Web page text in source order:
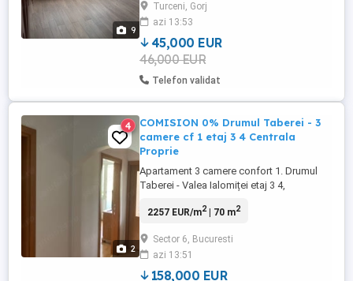
9
mp + balcon și este compartimentat
eficient, oferind spațiu și intimitate pentru
o familie. Compartimentare: Living ...
Turceni, Gorj
azi 13:53
45,000 EUR
46,000 EUR
Telefon validat
2
4
COMISION 0% Drumul Taberei - 3
camere cf 1 etaj 3 4 Centrala
Proprie
Apartament 3 camere confort 1. Drumul
Taberei - Valea Ialomiței etaj 3 4,
camere . Lângă stația de metrou Valea
2257 EUR/m2| 70 m2
Sector 6, Bucuresti
azi 13:51
158,000 EUR